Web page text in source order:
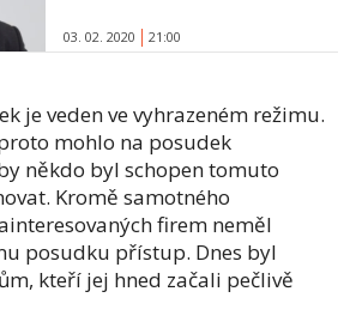
03. 02. 2020 21:00
je veden ve vyhrazeném režimu.
mohlo na posudek
někdo byl schopen tomuto
Kromě samotného
firem neměl
posudku přístup. Dnes byl
kteří jej hned začali pečlivě